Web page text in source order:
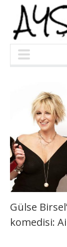
Gülse
komedisi: